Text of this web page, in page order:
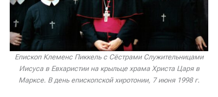
Епископ Клеменс Пиккель с Сёстрами Служительницами
Иисуса в Евхаристии на крыльце храма Христа Царя в
Марксе. В день епископской хиротонии, 7 июня 1998 г.